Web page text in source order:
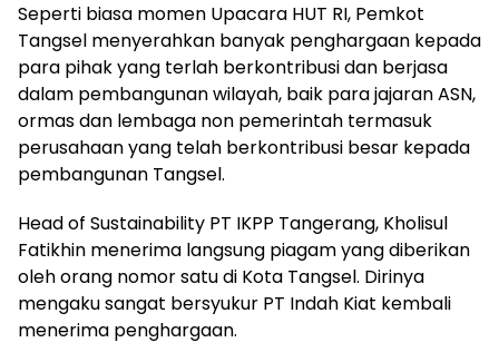
Seperti biasa momen Upacara HUT RI, Pemkot
Tangsel menyerahkan banyak penghargaan kepada
para pihak yang terlah berkontribusi dan berjasa
dalam pembangunan wilayah, baik para jajaran ASN,
ormas dan lembaga non pemerintah termasuk
perusahaan yang telah berkontribusi besar kepada
pembangunan Tangsel.
Head of Sustainability PT IKPP Tangerang, Kholisul
Fatikhin menerima langsung piagam yang diberikan
oleh orang nomor satu di Kota Tangsel. Dirinya
mengaku sangat bersyukur PT Indah Kiat kembali
menerima penghargaan.